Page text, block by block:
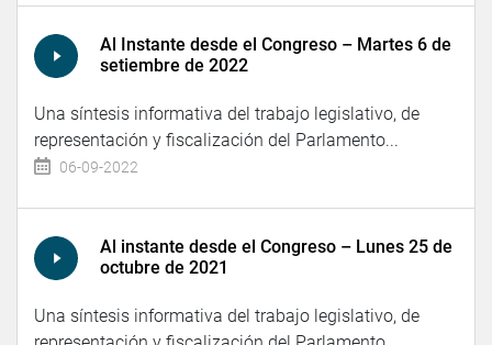
Al Instante desde el Congreso – Martes 6 de
setiembre de 2022
Una síntesis informativa del trabajo legislativo, de
representación y fiscalización del Parlamento...
06-09-2022
Al instante desde el Congreso – Lunes 25 de
octubre de 2021
Una síntesis informativa del trabajo legislativo, de